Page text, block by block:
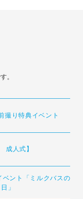
。
撮り特典イベント
成人式】
ベント「ミルクバスの
日」